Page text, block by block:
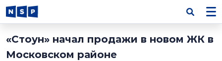
«Стоун» начал продажи в новом ЖК в
Московском районе